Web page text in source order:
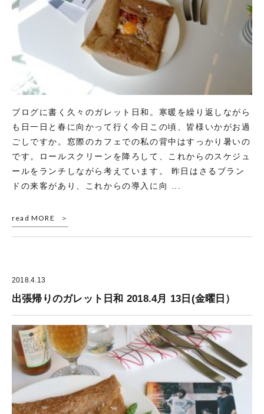
ブログに書く久々のガレット日和。寒暖を繰り返しながら
も日一日と春に向かって行く今日この頃、皆様いかがお過
ごしですか。窓際のカフェでの私の背中はすっかり暑いの
です。ロールスクリーンを降ろして、これからのスケジュ
ールをランチしながら考えています。 昨日はさるブラン
ドの来客があり、これからの導入に向 ...
read MORE
2018.4.13
出張帰りのガレット日和 2018.4月 13日(金曜日）